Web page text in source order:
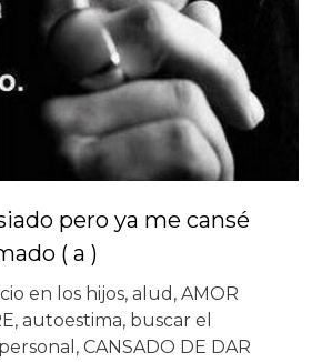
pero ya me cansé
( a )
en los hijos, alud , AMOR
, autoestima, buscar el
, CANSADO DE DAR